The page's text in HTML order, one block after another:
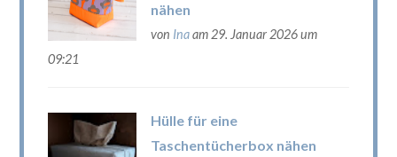
nähen
von Inaam 29. Januar 2026 um
09:21
Hülle für eine
Taschentücherbox nähen